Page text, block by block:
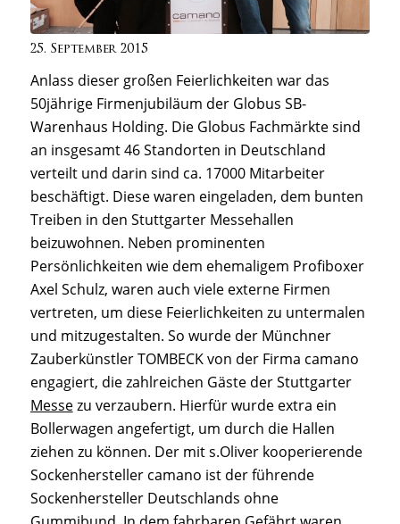
25. September 2015
Anlass dieser großen Feierlichkeiten war das
50jährige Firmenjubiläum der Globus SB-
Warenhaus Holding. Die Globus Fachmärkte sind
an insgesamt 46 Standorten in Deutschland
verteilt und darin sind ca. 17000 Mitarbeiter
beschäftigt. Diese waren eingeladen, dem bunten
Treiben in den Stuttgarter Messehallen
beizuwohnen. Neben prominenten
Persönlichkeiten wie dem ehemaligem Profiboxer
Axel Schulz, waren auch viele externe Firmen
vertreten, um diese Feierlichkeiten zu untermalen
und mitzugestalten. So wurde der Münchner
Zauberkünstler TOMBECK von der Firma camano
engagiert, die zahlreichen Gäste der Stuttgarter
Messezu verzaubern. Hierfür wurde extra ein
Bollerwagen angefertigt, um durch die Hallen
ziehen zu können. Der mit s.Oliver kooperierende
Sockenhersteller camano ist der führende
Sockenhersteller Deutschlands ohne